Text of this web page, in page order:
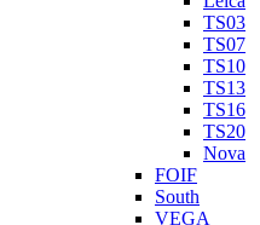
TS03
TS07
TS10
TS13
TS16
TS20
Nova
FOIF
South
VEGA